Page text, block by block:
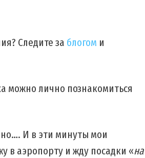
Следите за блогом и
можно лично познакомиться
И в эти минуты мои
в аэропорту и жду посадки «на